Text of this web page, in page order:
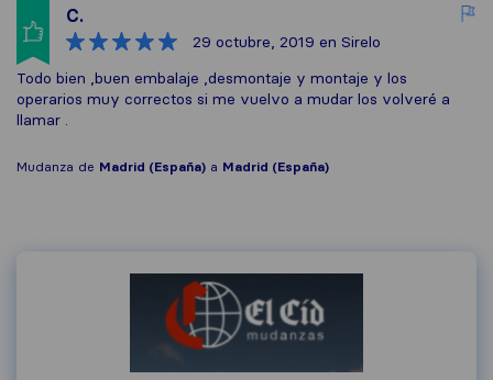
C.
29 octubre, 2019 en Sirelo
Todo bien ,buen embalaje ,desmontaje y montaje y los
operarios muy correctos si me vuelvo a mudar los volveré a
llamar .
Mudanza de Madrid (España) a Madrid (España)